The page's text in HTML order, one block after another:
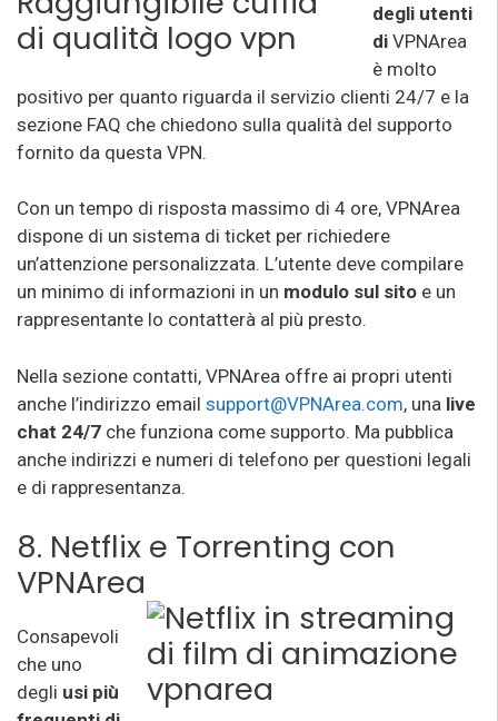
degli utenti
di VPNArea
è molto
positivo per quanto riguarda il servizio clienti 24/7 e la
sezione FAQ che chiedono sulla qualità del supporto
fornito da questa VPN.
Con un tempo di risposta massimo di 4 ore, VPNArea
dispone di un sistema di ticket per richiedere
un’attenzione personalizzata. L’utente deve compilare
un minimo di informazioni in un modulo sul sito e un
rappresentante lo contatterà al più presto.
Nella sezione contatti, VPNArea offre ai propri utenti
anche l’indirizzo email support@VPNArea.com, una live
chat 24/7 che funziona come supporto. Ma pubblica
anche indirizzi e numeri di telefono per questioni legali
e di rappresentanza.
8. Netflix e Torrenting con
VPNArea
Consapevoli
che uno
degli usi più